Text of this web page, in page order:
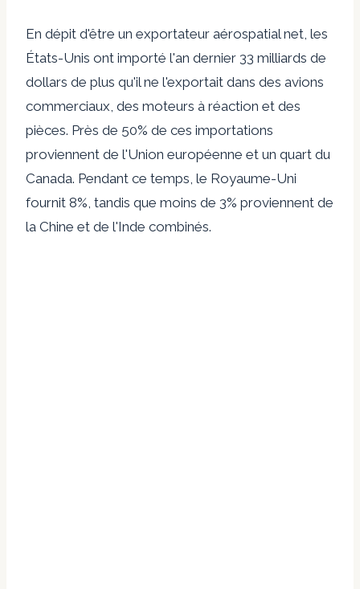
En dépit d'être un exportateur aérospatial net, les
États-Unis ont importé l'an dernier 33 milliards de
dollars de plus qu'il ne l'exportait dans des avions
commerciaux, des moteurs à réaction et des
pièces. Près de 50% de ces importations
proviennent de l'Union européenne et un quart du
Canada. Pendant ce temps, le Royaume-Uni
fournit 8%, tandis que moins de 3% proviennent de
la Chine et de l'Inde combinés.